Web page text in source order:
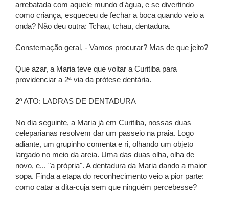
arrebatada com aquele mundo d'água, e se divertindo
como criança, esqueceu de fechar a boca quando veio a
onda? Não deu outra: Tchau, tchau, dentadura.
Consternação geral, - Vamos procurar? Mas de que jeito?
Que azar, a Maria teve que voltar a Curitiba para
providenciar a 2ª via da prótese dentária.
2º ATO: LADRAS DE DENTADURA
No dia seguinte, a Maria já em Curitiba, nossas duas
celeparianas resolvem dar um passeio na praia. Logo
adiante, um grupinho comenta e ri, olhando um objeto
largado no meio da areia. Uma das duas olha, olha de
novo, e... "a própria". A dentadura da Maria dando a maior
sopa. Finda a etapa do reconhecimento veio a pior parte:
como catar a dita-cuja sem que ninguém percebesse?